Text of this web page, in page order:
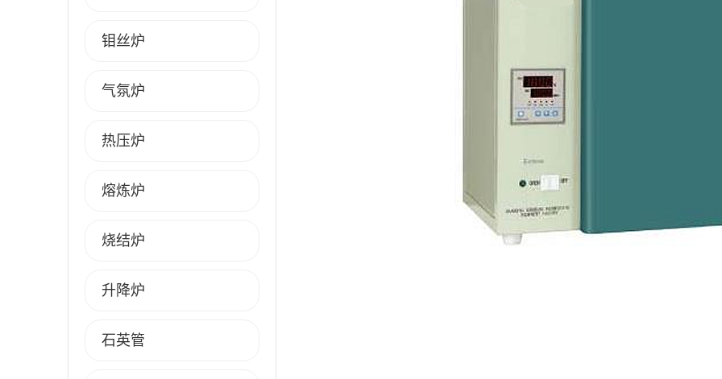
钼丝炉
气氛炉
热压炉
熔炼炉
烧结炉
升降炉
石英管